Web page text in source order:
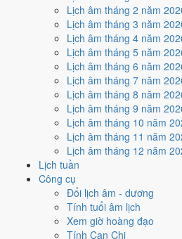
Lịch âm tháng 2 năm
Lịch âm tháng 3 năm
Lịch âm tháng 4 năm
Lịch âm tháng 5 năm
Lịch âm tháng 6 năm
Lịch âm tháng 7 năm
Lịch âm tháng 8 năm
Lịch âm tháng 9 năm
Lịch âm tháng 10 năm
Lịch âm tháng 11 năm
Lịch âm tháng 12 năm
Lịch tuần
Công cụ
Đổi lịch âm - dương
Tính tuổi âm lịch
Xem giờ hoàng đạo
Tính Can Chi
Rất tốt
Động thổ - khởi công hôm nay ở
Trực Mãn và Ngày Hoàng Đạo.
Cách tính ngày tốt
Nhập trạch - vào nhà mới
Tốt
Nhập trạch - vào nhà mới hôm nay
Ngày Hoàng Đạo.
Cách tính ngày tốt
Mua xe - tậu xe
9
/10Rất tốt
Mua xe - tậu xe hôm nay ở
Mãn và Ngày Hoàng Đạo.
Cách tính ngày tốt
Xuất hành - đi xa